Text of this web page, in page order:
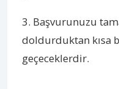
3. Başvurunuzu
doldurduktan kısa
geçeceklerdir.